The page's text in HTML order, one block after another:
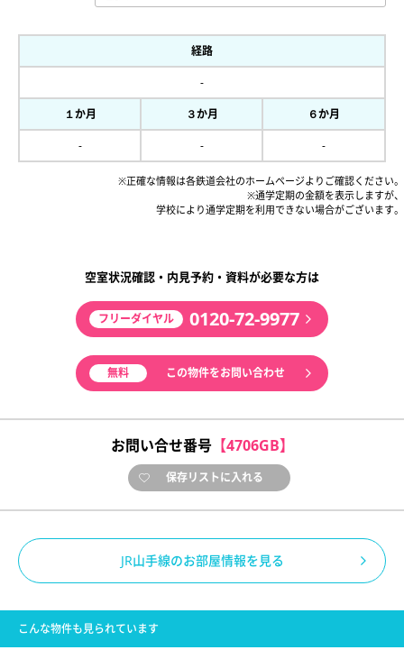
経路
-
１か月 ３か月 ６か月
- - -
※正確な情報は各鉄道会社のホームページよりご確認ください。
※通学定期の金額を表示しますが、
学校により通学定期を利用できない場合がございます。
空室状況確認・内見予約・資料が必要な方は
フリーダイヤル 0120-72-9977
無料 この物件をお問い合わせ
お問い合せ番号【4706GB】
保存リストに入れる
JR山手線のお部屋情報を見る
こんな物件も見られています